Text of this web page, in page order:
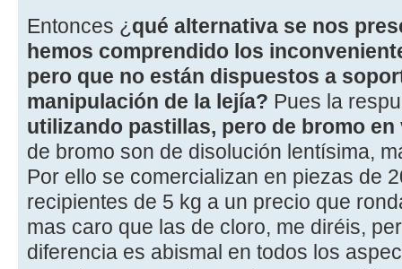
Entonces ¿ qué alternativa se nos
hemos comprendido los
pero que no están dispuestos a
manipulación de la lejía? Pues la
utilizando pastillas, pero de bromo en
de bromo son de disolución lentísima,
Por ello se comercializan en piezas de
recipientes de 5 kg a un precio que
mas caro que las de cloro, me diréis,
diferencia es abismal en todos los